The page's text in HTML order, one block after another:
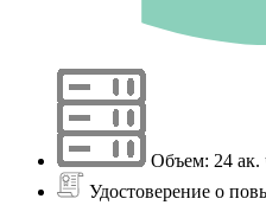
Объем: 24 ак.
Удостоверение о